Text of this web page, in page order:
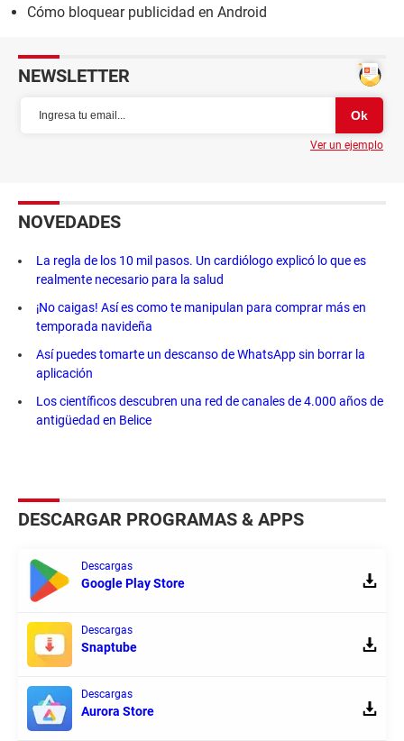
Cómo bloquear publicidad en Android
NEWSLETTER
Ver un ejemplo
NOVEDADES
La regla de los 10 mil pasos. Un cardiólogo explicó lo que es
realmente necesario para la salud
¡No caigas! Así es como te manipulan para comprar más en
temporada navideña
Así puedes tomarte un descanso de WhatsApp sin borrar la
aplicación
Los científicos descubren una red de canales de 4.000 años de
antigüedad en Belice
DESCARGAR PROGRAMAS & APPS
Descargas
Google Play Store
Descargas
Snaptube
Descargas
Aurora Store